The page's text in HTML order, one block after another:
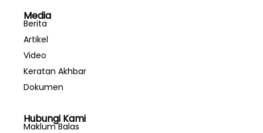
Media
Berita
Artikel
Video
Keratan Akhbar
Dokumen
Hubungi Kami
Maklum Balas